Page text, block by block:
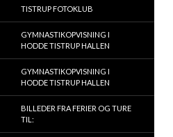
TISTRUP FOTOKLUB
GYMNASTIKOPVISNING I
HODDE TISTRUP HALLEN
GYMNASTIKOPVISNING I
HODDE TISTRUP HALLEN
BILLEDER FRA FERIER OG TURE
TIL: